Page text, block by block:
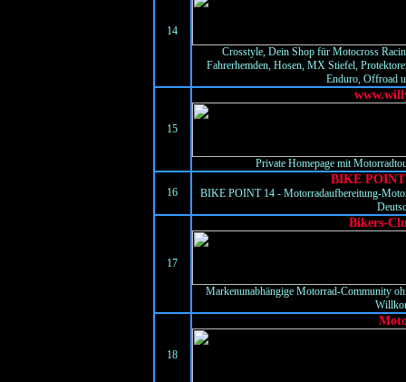
14
Crosstyle, Dein Shop für Motocross
Fahrerhemden, Hosen, MX Stiefel,
Enduro, Offroad
15
Private Homepage mit
16
BIKE
BIKE POINT 14 - Motorradaufbereitung-
17
Bikers-
Markenunabhängige Motorrad-Community
18